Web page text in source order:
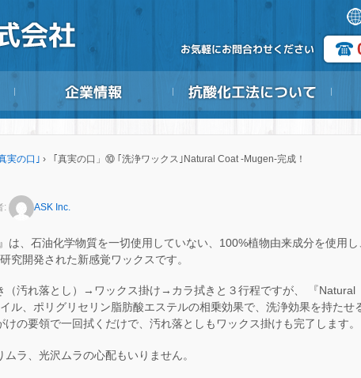
実の口｣ › 「真実の口」⑩ ｢洗浄ワックス｣Natural Coat -Mugen-完成！
: ASK Inc.
は、石油化学物質を一切使用していない、100%植物由来成分を使用し
究開発された新感覚ワックスです。
（汚れ落とし）→ワックス掛け→カラ拭きと３行程ですが、 『
ル、ポリグリセリン脂肪酸エステルの相乗効果で、洗浄効果を持たせ
の要領で一回拭くだけで、汚れ落としもワックス掛けも完了します。
ラ、光沢ムラの心配もいりません。